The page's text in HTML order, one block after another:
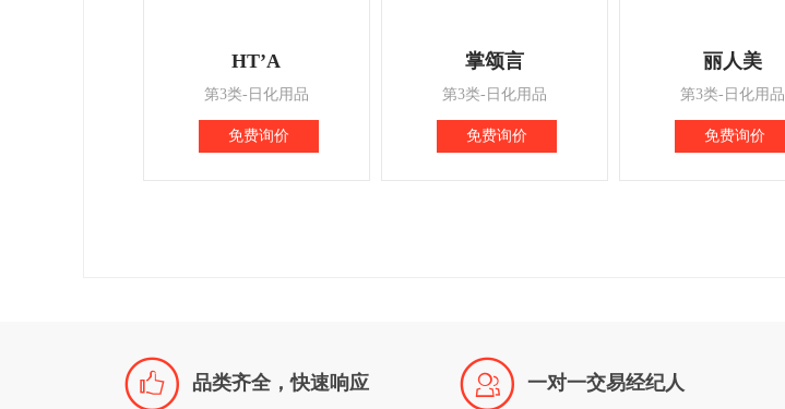
HT’A
第3类-日化用品
免费询价
掌颂言
第3类-日化用品
免费询价
丽人美
第3类-日化用品
免费询价
 品类齐全，快速响应  一对一交易经纪人